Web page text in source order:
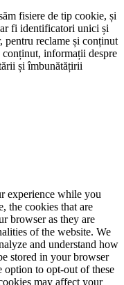
fisiere de tip cookie, și
fi identificatori unici și
pentru reclame și conținut
conținut, informații despre
și îmbunătățirii
experience while you
the cookies that are
browser as they are
of the website. We
and understand how
stored in your browser
option to opt-out of these
may affect your